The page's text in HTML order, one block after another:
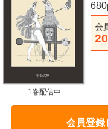
会
1巻配信中
会員登録